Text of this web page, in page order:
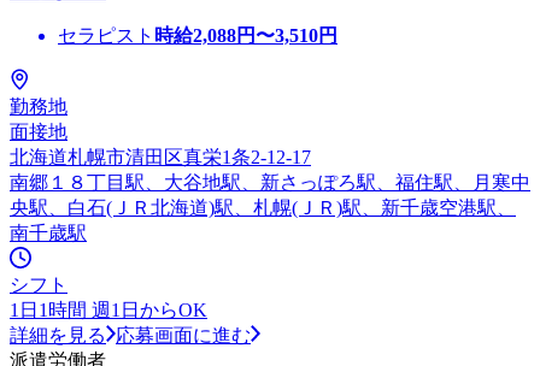
セラピスト 時給2,088円〜3,510円
勤務地
面接地
北海道札幌市清田区真栄1条2-12-17
南郷１８丁目駅、大谷地駅、新さっぽろ駅、福住駅、月寒中
央駅、白石(ＪＲ北海道)駅、札幌(ＪＲ)駅、新千歳空港駅、
南千歳駅
シフト
1日1時間 週1日からOK
詳細を見る
応募画面に進む
派遣労働者